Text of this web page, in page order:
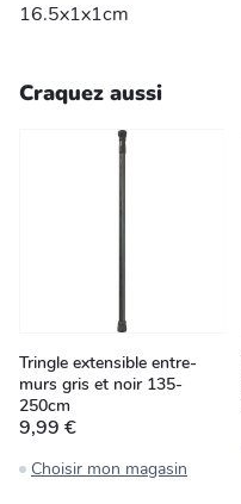
16.5x1x1cm
Craquez aussi
Tringle extensible entre-
murs gris et noir 135-
250cm
9,99 €
Choisir mon magasin